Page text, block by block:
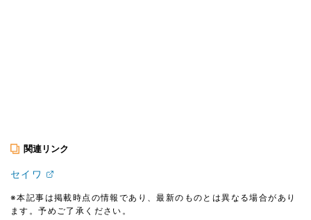
関連リンク
セイワ
※本記事は掲載時点の情報であり、最新のものとは異なる場合があり
ます。予めご了承ください。